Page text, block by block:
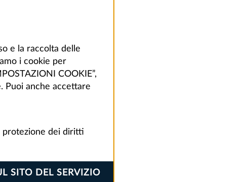
e la raccolta delle
i cookie per
COOKIE”,
Puoi anche accettare
protezione dei diritti
SITO DEL SERVIZIO